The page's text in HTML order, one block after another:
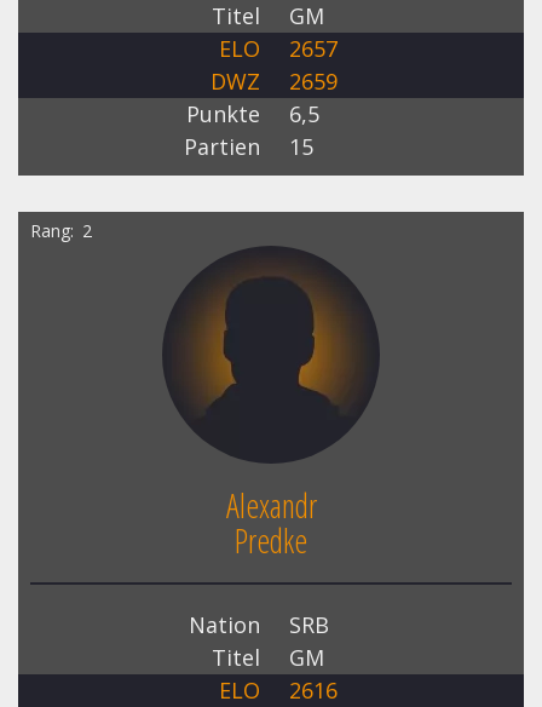
Titel
GM
ELO
2657
DWZ
2659
Punkte
6,5
Partien
15
Rang 2
Alexandr
Predke
Nation
SRB
Titel
GM
ELO
2616